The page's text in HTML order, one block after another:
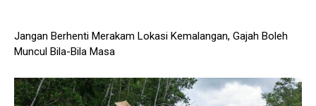
Jangan Berhenti Merakam Lokasi Kemalangan, Gajah Boleh
Muncul Bila-Bila Masa